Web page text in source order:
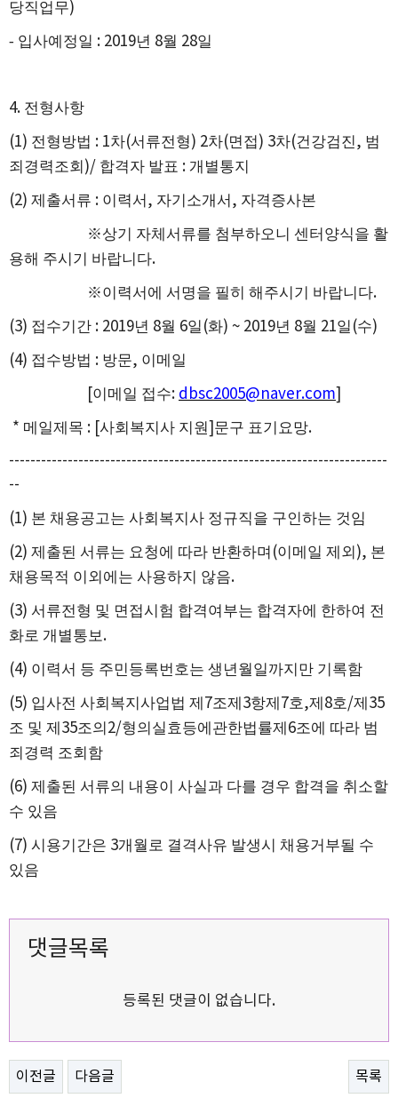
당직업무)
- 입사예정일 : 2019년 8월 28일
4. 전형사항
(1) 전형방법 : 1차(서류전형 ) 2차(면접 ) 3차(건강검진, 범
죄경력조회 )/ 합격자 발표 : 개별통지
(2) 제출서류 : 이력서 , 자기소개서 , 자격증사본
※상기 자체서류를 첨부하오니 센터양식을 활
용해 주시기 바랍니다.
※이력서에 서명을 필히 해주시기 바랍니다.
(3) 접수기간 : 2019년 8월 6일 (화) ~ 2019년 8월 21일 (수)
(4) 접수방법 : 방문, 이메일
이메일 접수: dbsc2005@naver.com
* 메일제목 : [ 사회복지사 지원 문구 표기요망.
-----------------------------------------------------------------------
--
(1) 본 채용공고는 사회복지사 정규직을 구인하는 것임
(2) 제출된 서류는 요청에 따라 반환하며 (이메일 제외 ), 본
채용목적 이외에는 사용하지 않음.
(3) 서류전형 및 면접시험 합격여부는 합격자에 한하여 전
화로 개별통보.
(4) 이력서 등 주민등록번호는 생년월일까지만 기록함
(5) 입사전 사회복지사업법 제 7조제 3항제 7호,제 8호/제 35
조 및 제 35조의 2/형의실효등에관한법률제 6조에 따라 범
죄경력 조회함
(6) 제출된 서류의 내용이 사실과 다를 경우 합격을 취소할
수 있음
(7) 시용기간은 3개월로 결격사유 발생시 채용거부될 수
있음
댓글목록
등록된 댓글이 없습니다.
이전글 다음글 목록